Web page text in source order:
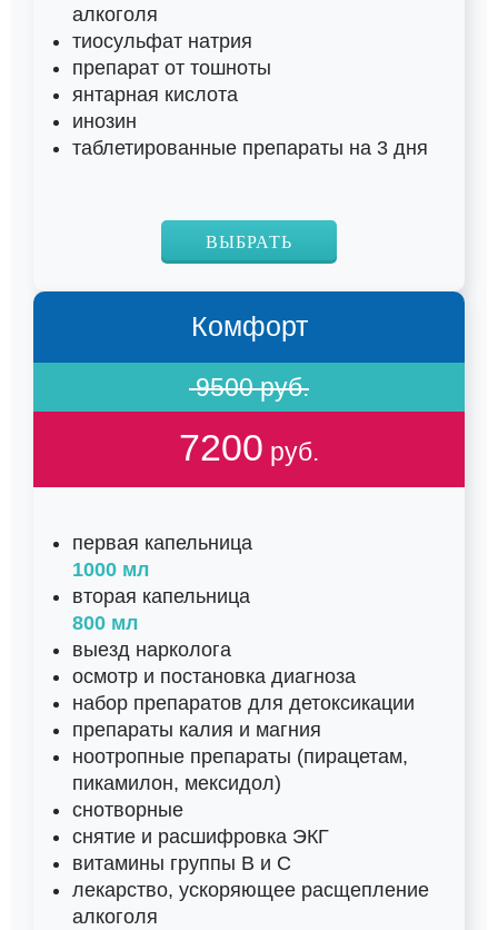
алкоголя
тиосульфат натрия
препарат от тошноты
янтарная кислота
инозин
таблетированные препараты на 3 дня
ВЫБРАТЬ
Комфорт
9500 руб.
7200 руб.
первая капельница
1000 мл
вторая капельница
800 мл
выезд нарколога
осмотр и постановка диагноза
набор препаратов для детоксикации
препараты калия и магния
ноотропные препараты (пирацетам,
пикамилон, мексидол)
снотворные
снятие и расшифровка ЭКГ
витамины группы B и C
лекарство, ускоряющее расщепление
алкоголя